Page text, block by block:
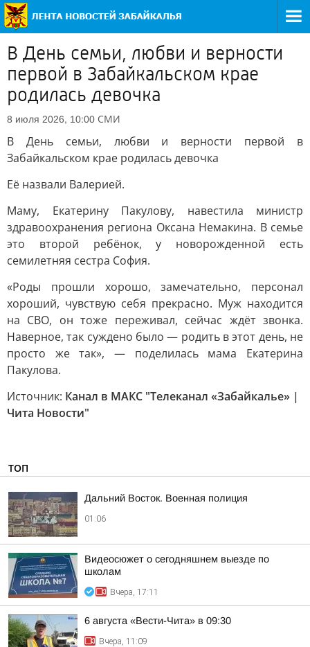
В День семьи, любви и верности
первой в Забайкальском крае
родилась девочка
8 июля 2026, 10:00 СМИ
В День семьи, любви и верности первой в
Забайкальском крае родилась девочка
Её назвали Валерией.
Маму, Екатерину Пакулову, навестила министр
здравоохранения региона Оксана Немакина. В семье
это второй ребёнок, у новорожденной есть
семилетняя сестра София.
«Роды прошли хорошо, замечательно, персонал
хороший, чувствую себя прекрасно. Муж находится
на СВО, он тоже переживал, сейчас ждёт звонка.
Наверное, так суждено было — родить в этот день, не
просто же так», — поделилась мама Екатерина
Пакулова.
Источник: Канал в МАКС "Телеканал «Забайкалье» |
Чита Новости"
ТОП
Дальний Восток. Военная полиция
01:06
Видеосюжет о сегодняшнем выезде по
школам
Вчера, 17:11
6 августа «Вести-Чита» в 09:30
Вчера, 11:09